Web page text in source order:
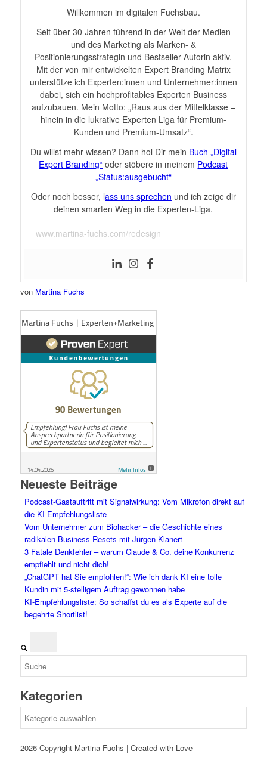
Willkommen im digitalen Fuchsbau.
Seit über 30 Jahren führend in der Welt der Medien
und des Marketing als Marken- &
Positionierungsstrategin und Bestseller-Autorin aktiv.
Mit der von mir entwickelten Expert Branding Matrix
unterstütze ich Experten:innen und Unternehmer:innen
dabei, sich ein hochprofitables Experten Business
aufzubauen. Mein Motto: „Raus aus der Mittelklasse –
hinein in die lukrative Experten Liga für Premium-
Kunden und Premium-Umsatz“.
Du willst mehr wissen? Dann hol Dir mein Buch „Digital
Expert Branding“ oder stöbere in meinem Podcast
„Status:ausgebucht“
Oder noch besser, lass uns sprechen und ich zeige dir
deinen smarten Weg in die Experten-Liga.
www.martina-fuchs.com/redesign
von Martina Fuchs
Neueste Beiträge
Podcast-Gastauftritt mit Signalwirkung: Vom Mikrofon direkt auf
die KI-Empfehlungsliste
Vom Unternehmer zum Biohacker – die Geschichte eines
radikalen Business-Resets mit Jürgen Klanert
3 Fatale Denkfehler – warum Claude & Co. deine Konkurrenz
empfiehlt und nicht dich!
„ChatGPT hat Sie empfohlen!“: Wie ich dank KI eine tolle
Kundin mit 5-stelligem Auftrag gewonnen habe
KI-Empfehlungsliste: So schaffst du es als Experte auf die
begehrte Shortlist!
Kategorien
2026 Copyright Martina Fuchs | Created with Love